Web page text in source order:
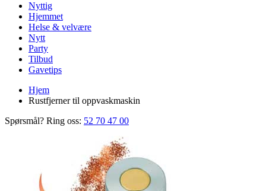
Nyttig
Hjemmet
Helse & velvære
Nytt
Party
Tilbud
Gavetips
Hjem
Rustfjerner til oppvaskmaskin
Spørsmål? Ring oss: 52 70 47 00